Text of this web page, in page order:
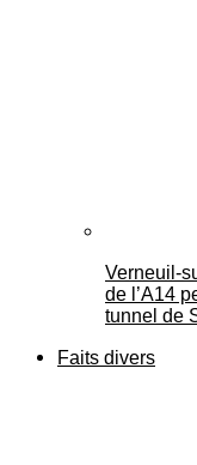
Verneuil-
de l’A14
tunnel de
Faits divers